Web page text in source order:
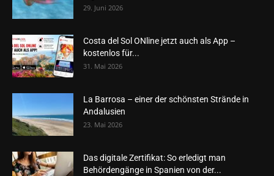
29. Juni 2026
Costa del Sol ONline jetzt auch als App –
kostenlos für...
31. Mai 2026
La Barrosa – einer der schönsten Strände in
Andalusien
23. Mai 2026
Das digitale Zertifikat: So erledigt man
Behördengänge in Spanien von der...